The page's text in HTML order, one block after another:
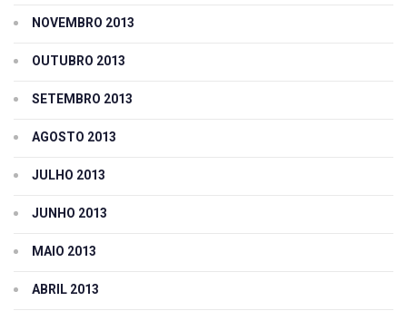
NOVEMBRO 2013
OUTUBRO 2013
SETEMBRO 2013
AGOSTO 2013
JULHO 2013
JUNHO 2013
MAIO 2013
ABRIL 2013